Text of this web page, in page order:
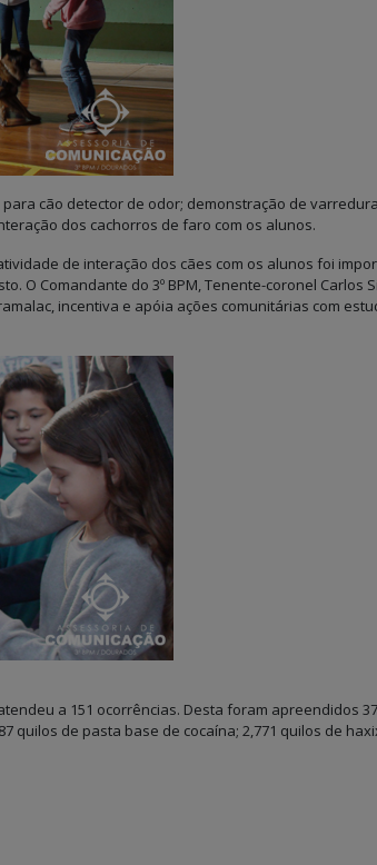
cão detector de odor; demonstração de
dos cachorros de faro com os alunos.
de interação dos cães com os alunos foi
O Comandante do 3º BPM, Tenente-coronel Carlos
incentiva e apóia ações comunitárias com
a 151 ocorrências. Desta foram apreendidos
quilos de pasta base de cocaína; 2,771 quilos de